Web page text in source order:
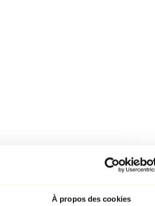
À propos des cookies